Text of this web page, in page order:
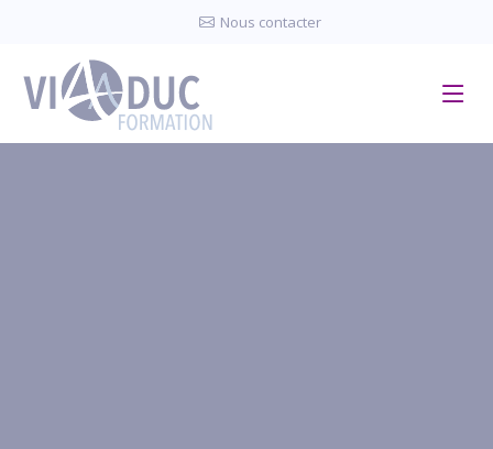
Nous contacter
Panneau de gestion des cookies